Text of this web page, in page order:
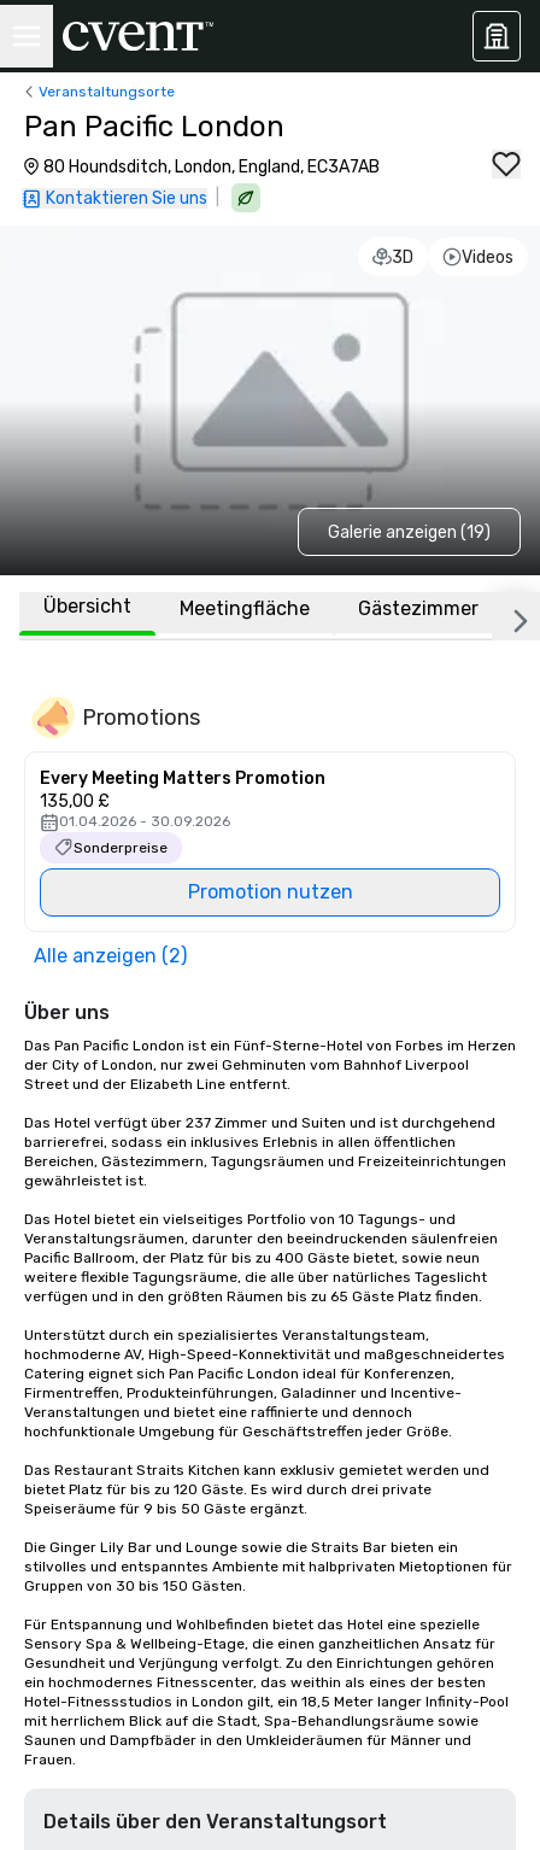
Veranstaltungsorte
Pan Pacific London
80 Houndsditch, London, England, EC3A7AB
Kontaktieren Sie uns
3D Videos
Galerie anzeigen (19)
Übersicht Meetingfläche Gästezimmer
Promotions
Every Meeting Matters Promotion
135,00 £
01.04.2026 - 30.09.2026
Sonderpreise
Promotion nutzen
Alle anzeigen (2)
Über uns
Das Pan Pacific London ist ein Fünf-Sterne-Hotel von Forbes im Herzen
der City of London, nur zwei Gehminuten vom Bahnhof Liverpool
Street und der Elizabeth Line entfernt.
Das Hotel verfügt über 237 Zimmer und Suiten und ist durchgehend
barrierefrei, sodass ein inklusives Erlebnis in allen öffentlichen
Bereichen, Gästezimmern, Tagungsräumen und Freizeiteinrichtungen
gewährleistet ist.
Das Hotel bietet ein vielseitiges Portfolio von 10 Tagungs- und
Veranstaltungsräumen, darunter den beeindruckenden säulenfreien
Pacific Ballroom, der Platz für bis zu 400 Gäste bietet, sowie neun
weitere flexible Tagungsräume, die alle über natürliches Tageslicht
verfügen und in den größten Räumen bis zu 65 Gäste Platz finden.
Unterstützt durch ein spezialisiertes Veranstaltungsteam,
hochmoderne AV, High-Speed-Konnektivität und maßgeschneidertes
Catering eignet sich Pan Pacific London ideal für Konferenzen,
Firmentreffen, Produkteinführungen, Galadinner und Incentive-
Veranstaltungen und bietet eine raffinierte und dennoch
hochfunktionale Umgebung für Geschäftstreffen jeder Größe.
Das Restaurant Straits Kitchen kann exklusiv gemietet werden und
bietet Platz für bis zu 120 Gäste. Es wird durch drei private
Speiseräume für 9 bis 50 Gäste ergänzt.
Die Ginger Lily Bar und Lounge sowie die Straits Bar bieten ein
stilvolles und entspanntes Ambiente mit halbprivaten Mietoptionen für
Gruppen von 30 bis 150 Gästen.
Für Entspannung und Wohlbefinden bietet das Hotel eine spezielle
Sensory Spa & Wellbeing-Etage, die einen ganzheitlichen Ansatz für
Gesundheit und Verjüngung verfolgt. Zu den Einrichtungen gehören
ein hochmodernes Fitnesscenter, das weithin als eines der besten
Hotel-Fitnessstudios in London gilt, ein 18,5 Meter langer Infinity-Pool
mit herrlichem Blick auf die Stadt, Spa-Behandlungsräume sowie
Saunen und Dampfbäder in den Umkleideräumen für Männer und
Frauen.
Details über den Veranstaltungsort